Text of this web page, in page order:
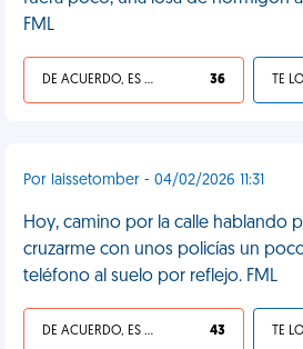
FML
DE ACUERDO, ES UNA VIDA HP 36 TE
Por laissetomber - 04/02/2026 11:31
Hoy, camino por la calle hablando
cruzarme con unos policías un
teléfono al suelo por reflejo. FML
DE ACUERDO, ES UNA VIDA HP 43 TE